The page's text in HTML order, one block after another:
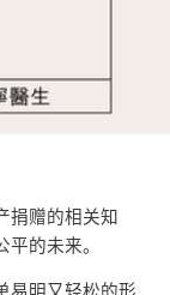
捐赠的相关知
的未来。